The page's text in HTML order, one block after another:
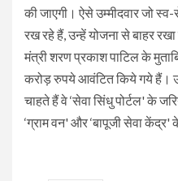
की जाएगी। ऐसे उम्मीदवार जो
रख रहे हैं, उन्हें योजना से बाहर
मंत्री शरण प्रकाश पाटिल के
करोड़ रुपये आवंटित किये गये हैं।
चाहते हैं वे ‘सेवा सिंधु पोर्टल' के
‘ग्राम वन' और ‘बापूजी सेवा